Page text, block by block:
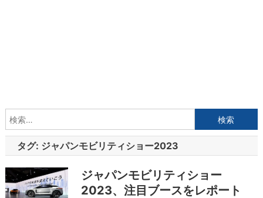
索:
タグ: ジャパンモビリティショー2023
ジャパンモビリティショー
2023、注目ブースをレポート